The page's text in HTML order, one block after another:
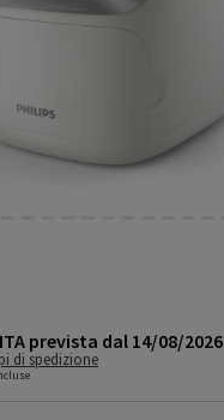
prevista dal 14/08/2026
di spedizione